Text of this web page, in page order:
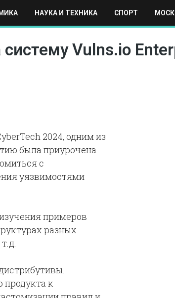
НАУКА И ТЕХНИКА СПОРТ
РЕГИОНЫ МИР
Vulns.io
2024, одним из
была приурочена
с
уязвимостями
примеров
разных
продукта к